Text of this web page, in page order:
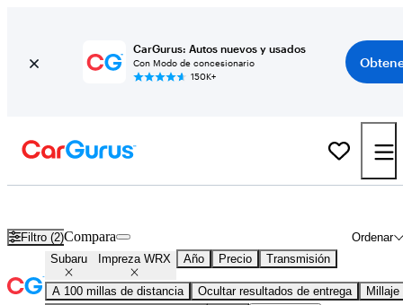
CarGurus: Autos nuevos y usados
Con Modo de concesionario
150K+
Filtro (2) Ordenar
Compara
Subaru Impreza WRX Año Precio Transmisión
A 100 millas de distancia Ocultar resultados de entrega
Millaje